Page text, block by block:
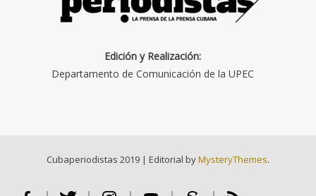
Edición y Realización:
Departamento de Comunicación de la UPEC
Cubaperiodistas 2019 | Editorial byMysteryThemes.